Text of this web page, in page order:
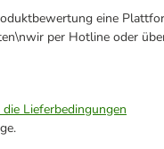
eine
per Hotline oder
die Lieferbedingungen